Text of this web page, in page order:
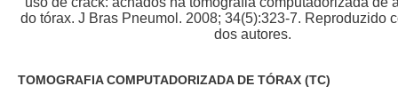
do tórax. J Bras Pneumol. 2008; 34(5):323-7. Reproduzido
dos autores.
TOMOGRAFIA COMPUTADORIZADA DE TÓRAX (TC)